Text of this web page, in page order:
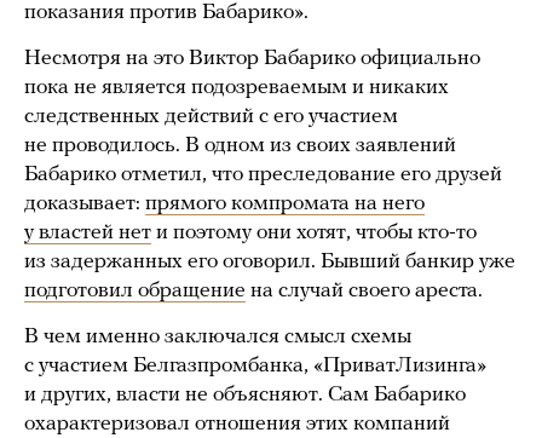
показания против Бабарико».
Несмотря на это Виктор Бабарико официально
пока не является подозреваемым и никаких
следственных действий с его участием
не проводилось. В одном из своих заявлений
Бабарико отметил, что преследование его друзей
доказывает: прямого компромата на него
у властей нет и поэтому они хотят, чтобы кто-то
из задержанных его оговорил. Бывший банкир уже
подготовил обращение на случай своего ареста.
В чем именно заключался смысл схемы
с участием Белгазпромбанка, «ПриватЛизинга»
и других, власти не объясняют. Сам Бабарико
охарактеризовал отношения этих компаний